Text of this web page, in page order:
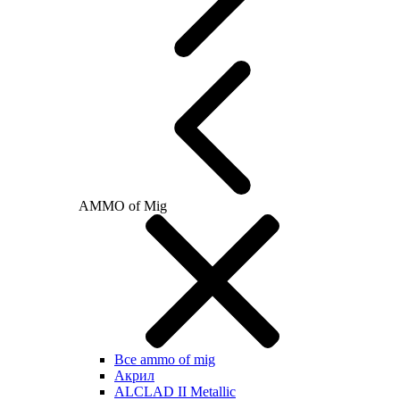
AMMO of Mig
Все ammo of mig
Акрил
ALCLAD II Metallic